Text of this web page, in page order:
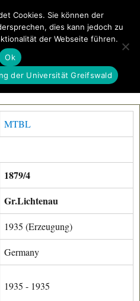
MENÜ
MTBL
1879/4
Gr.Lichtenau
1935 (Erzeugung)
Germany
1935 - 1935
Cookies. Sie können der
dies kann jedoch zu
der Webseite führen.
Ok
der Universität Greifswald